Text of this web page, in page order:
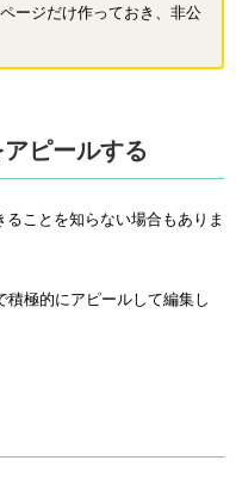
ージだけ作っておき、非公
ピールする
ことを知らない場合もありま
極的にアピールして編集し